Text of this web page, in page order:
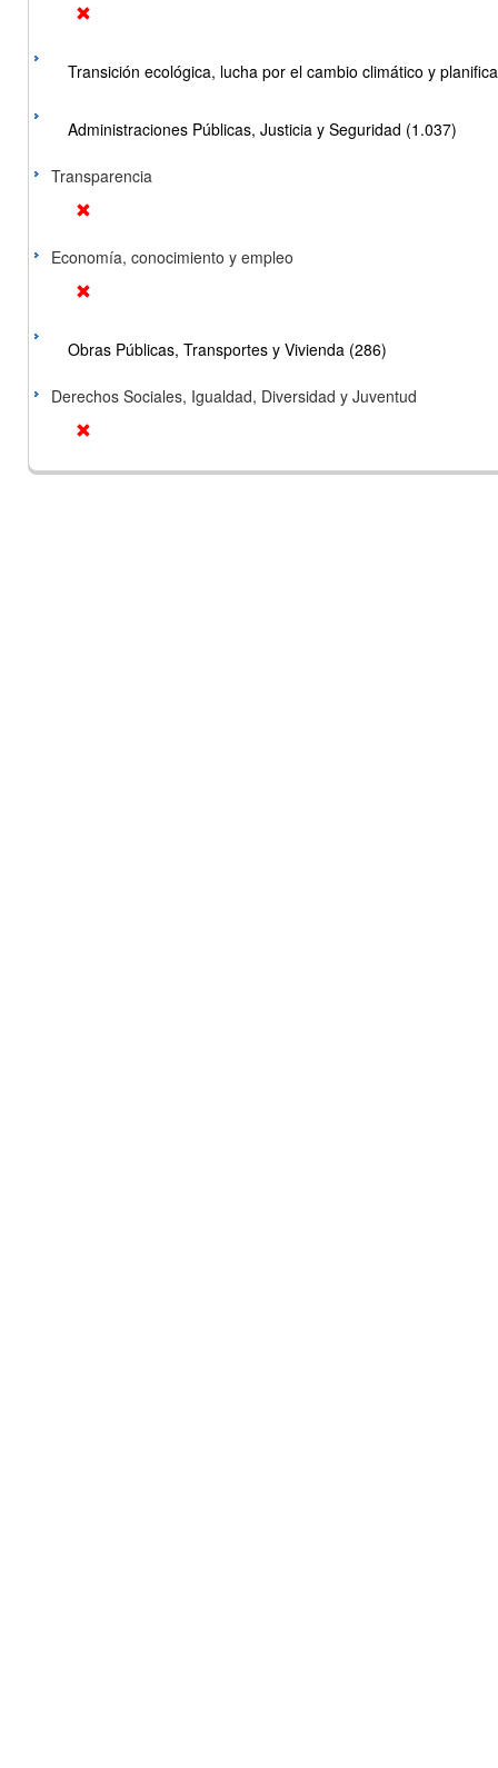
Transición ecológica, lucha por el cambio climático y
Administraciones Públicas, Justicia y Seguridad (1.037)
Transparencia
Economía, conocimiento y empleo
Obras Públicas, Transportes y Vivienda (286)
Derechos Sociales, Igualdad, Diversidad y Juventud